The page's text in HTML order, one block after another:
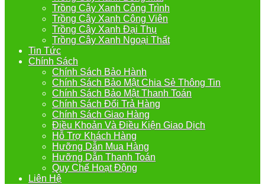
Trồng Cây Xanh Công Trình
Trồng Cây Xanh Công Viên
Trồng Cây Xanh Đại Thụ
Trồng Cây Xanh Ngoại Thất
Tin Tức
Chính Sách
Chính Sách Bảo Hành
Chính Sách Bảo Mật Chia Sẻ Thông Tin
Chính Sách Bảo Mật Thanh Toán
Chính Sách Đổi Trả Hàng
Chính Sách Giao Hàng
Điều Khoản Và Điều Kiện Giao Dịch
Hỗ Trợ Khách Hàng
Hưỡng Dẫn Mua Hàng
Hưỡng Dẫn Thanh Toán
Quy Chế Hoạt Động
Liên Hệ